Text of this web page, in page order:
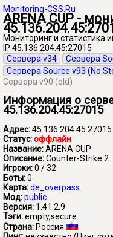
Monitoring-CSS.Ru
ARENA CUP -
Мониторинг и статистика
IP 45.136.204.45:27015
Сервера v34
Сервера
Сервера Source v93 (No
Сервера v90 (old)
Информация о
45.136.204.45:27015
Адрес:45.136.204.45:27015
Статус:оффлайн
Название:ARENA CUP
Описание:Counter-Strike 2
Игроки:0 / 32
Боты:0
Карта:de_overpass
Мод:public
Версия: 1.41.2.9
Тэги:empty,secure
Страна: Россия